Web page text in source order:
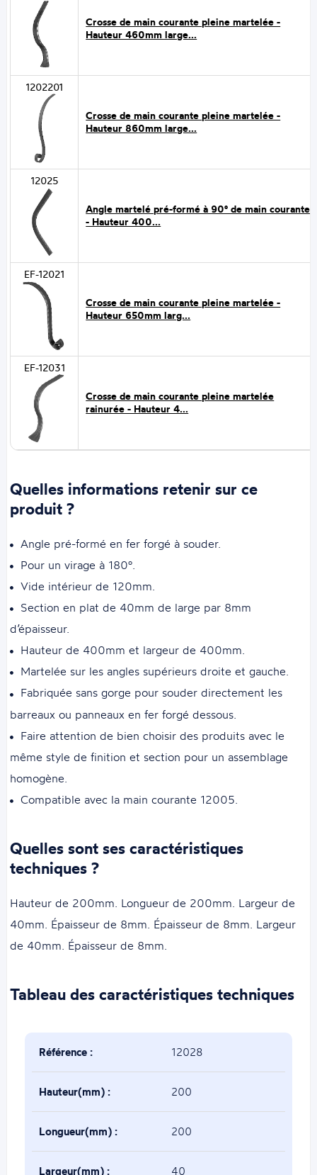
Crosse de main courante pleine martelée -
Hauteur 460mm large...
1202201
Crosse de main courante pleine martelée -
Hauteur 860mm large...
12025
Angle martelé pré-formé à 90° de main courante
- Hauteur 400...
EF-12021
Crosse de main courante pleine martelée -
Hauteur 650mm larg...
EF-12031
Crosse de main courante pleine martelée
rainurée - Hauteur 4...
Quelles informations retenir sur ce
produit ?
Angle pré-formé en fer forgé à souder.
Pour un virage à 180°.
Vide intérieur de 120mm.
Section en plat de 40mm de large par 8mm
d’épaisseur.
Hauteur de 400mm et largeur de 400mm.
Martelée sur les angles supérieurs droite et gauche.
Fabriquée sans gorge pour souder directement les
barreaux ou panneaux en fer forgé dessous.
Faire attention de bien choisir des produits avec le
même style de finition et section pour un assemblage
homogène.
Compatible avec la main courante 12005.
Quelles sont ses caractéristiques
techniques ?
Hauteur de 200mm. Longueur de 200mm. Largeur de
40mm. Épaisseur de 8mm. Épaisseur de 8mm. Largeur
de 40mm. Épaisseur de 8mm.
Tableau des caractéristiques techniques
Référence : 12028
Hauteur(mm) : 200
Longueur(mm) : 200
Largeur(mm) : 40